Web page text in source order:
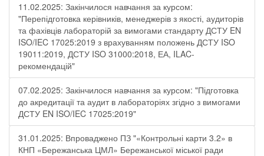
11.02.2025: Закінчилося навчання за курсом:
"Перепідготовка керівників, менеджерів з якості, аудиторів
та фахівців лабораторій за вимогами стандарту ДСТУ EN
ISO/IEC 17025:2019 з врахуванням положень ДСТУ ISO
19011:2019, ДСТУ ISO 31000:2018, ЕА, ILAC-
рекомендацій"
07.02.2025: Закінчилося навчання за курсом: "Підготовка
до акредитації та аудит в лабораторіях згідно з вимогами
ДСТУ EN ISO/IEC 17025:2019"
31.01.2025: Впроваджено ПЗ "«Контрольні карти 3.2» в
КНП «Бережанська ЦМЛ» Бережанської міської ради